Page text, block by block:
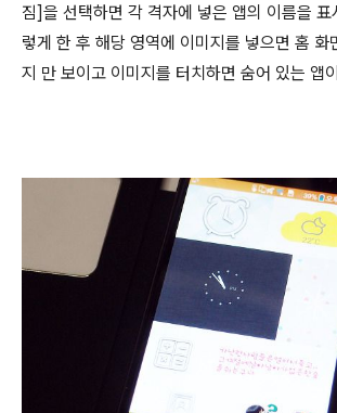
짐]을 선택하면 각 격자에 넣은 앱의 이름을 표
렇게 한 후 해당 영역에 이미지를 넣으면 홈 화
지 만 보이고 이미지를 터치하면 숨어 있는 앱